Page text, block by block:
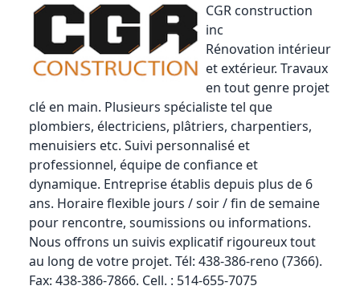
CGR construction
inc
Rénovation intérieur
et extérieur. Travaux
en tout genre projet
clé en main. Plusieurs spécialiste tel que
plombiers, électriciens, plâtriers, charpentiers,
menuisiers etc. Suivi personnalisé et
professionnel, équipe de confiance et
dynamique. Entreprise établis depuis plus de 6
ans. Horaire flexible jours / soir / fin de semaine
pour rencontre, soumissions ou informations.
Nous offrons un suivis explicatif rigoureux tout
au long de votre projet. Tél: 438-386-reno (7366).
Fax: 438-386-7866. Cell. : 514-655-7075